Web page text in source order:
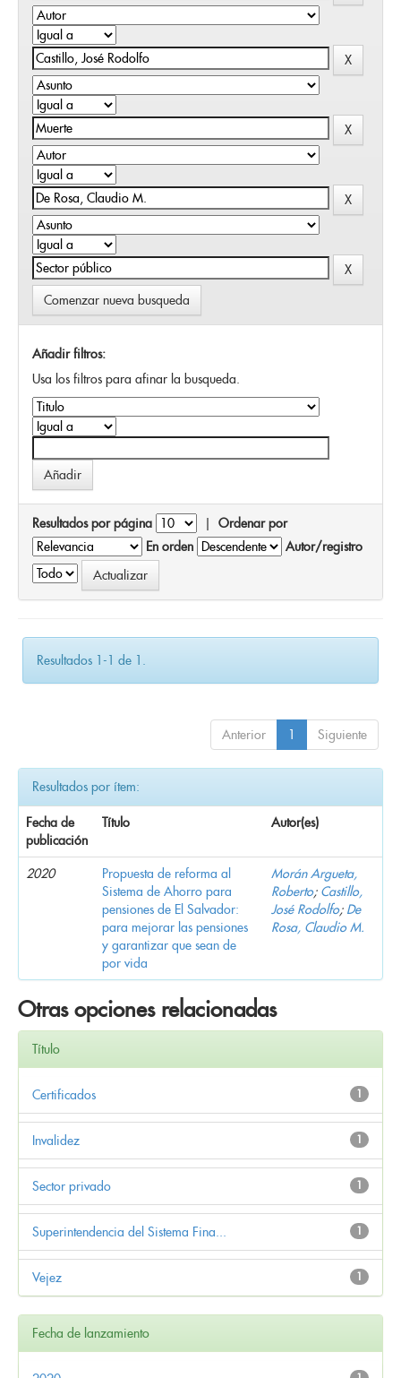
Comenzar nueva busqueda
Añadir filtros:
Usa los filtros para afinar la busqueda.
Resultados por página | Ordenar por
En orden
Autor/registro
Resultados 1-1 de 1.
Anterior 1 Siguiente
Resultados por ítem:
Fecha de
publicación
Título Autor(es)
2020
Propuesta de reforma al
Sistema de Ahorro para
pensiones de El Salvador:
para mejorar las pensiones
y garantizar que sean de
por vida
Morán Argueta,
Roberto; Castillo,
José Rodolfo; De
Rosa, Claudio M.
Otras opciones relacionadas
Título
1
Certificados
1
Invalidez
1
Sector privado
1
Superintendencia del Sistema Fina...
1
Vejez
Fecha de lanzamiento